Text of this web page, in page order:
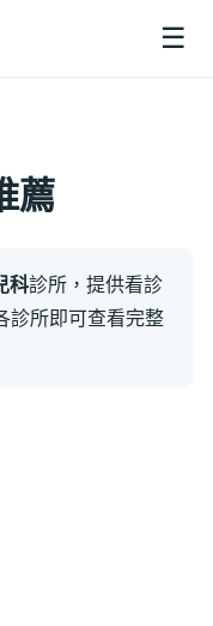
☰
薦
科診所，提供看診
診所即可查看完整